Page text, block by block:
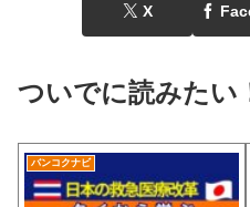
X
ついでに読みたい
バンコクナビ